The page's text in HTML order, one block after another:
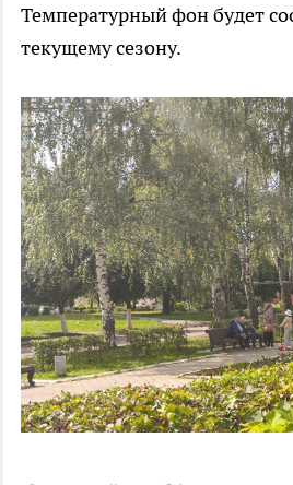
Температурный фон будет
текущему сезону.